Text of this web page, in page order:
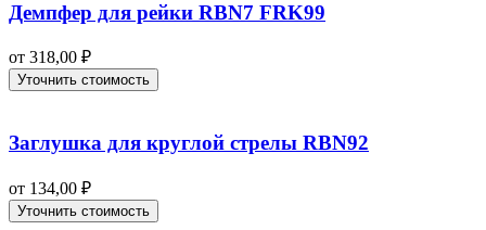
Демпфер для рейки RBN7 FRK99
от 318,00 ₽
Уточнить стоимость
Заглушка для круглой стрелы RBN92
от 134,00 ₽
Уточнить стоимость